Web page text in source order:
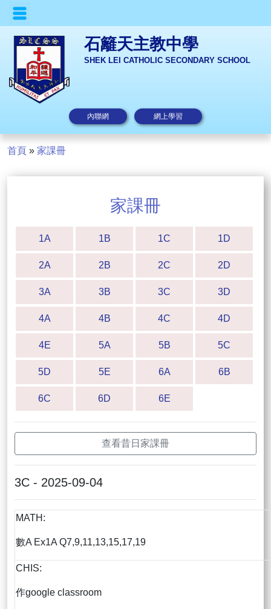
石籬天主教中學
SHEK LEI CATHOLIC SECONDARY SCHOOL
內聯網 網上學習
首頁 » 家課冊
家課冊
1A 1B 1C 1D
2A 2B 2C 2D
3A 3B 3C 3D
4A 4B 4C 4D
4E 5A 5B 5C
5D 5E 6A 6B
6C 6D 6E
查看昔日家課冊
3C - 2025-09-04
MATH:
數A Ex1A Q7,9,11,13,15,17,19
CHIS:
作google classroom